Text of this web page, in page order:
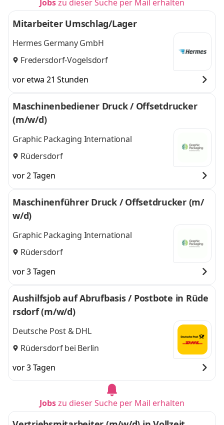
Jobszu dieser Suche per Mail erhalten
Mitarbeiter Umschlag/Lager
Hermes Germany GmbH
Fredersdorf-Vogelsdorf
vor etwa 21 Stunden
Maschinenbediener Druck / Offsetdrucker
(m/w/d)
Graphic Packaging International
Rüdersdorf
vor 2 Tagen
Maschinenführer Druck / Offsetdrucker (m/
w/d)
Graphic Packaging International
Rüdersdorf
vor 3 Tagen
Aushilfsjob auf Abrufbasis / Postbote in Rüde
rsdorf (m/w/d)
Deutsche Post & DHL
Rüdersdorf bei Berlin
vor 3 Tagen
Jobszu dieser Suche per Mail erhalten